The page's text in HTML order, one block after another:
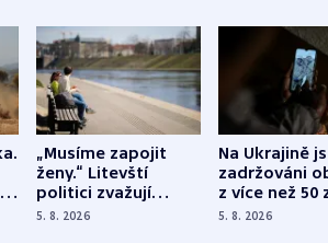
z
„Musíme zapojit
ženy.“ Litevští
politici zvažují
dohodu o
5. 8. 2026
Na Ukrajině
zadržováni
z více než 50
Bojovali na
5. 8. 2026